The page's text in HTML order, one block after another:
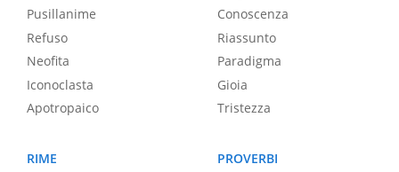
Pusillanime
Refuso
Neofita
Iconoclasta
Apotropaico
Conoscenza
Riassunto
Paradigma
Gioia
Tristezza
RIME
PROVERBI